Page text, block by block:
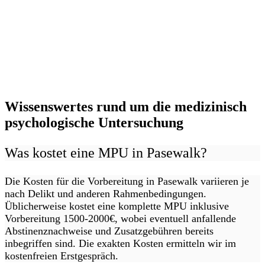
Wissenswertes rund um die medizinisch
psychologische Untersuchung
Was kostet eine MPU in Pasewalk?
Die Kosten für die Vorbereitung in Pasewalk variieren je
nach Delikt und anderen Rahmenbedingungen.
Üblicherweise kostet eine komplette MPU inklusive
Vorbereitung 1500-2000€, wobei eventuell anfallende
Abstinenznachweise und Zusatzgebühren bereits
inbegriffen sind. Die exakten Kosten ermitteln wir im
kostenfreien Erstgespräch.